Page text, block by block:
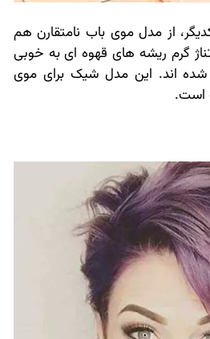
از مدل موی باب نامتقارن هم
گرم ریشه های قهوه ای به خوبی
شده اند. این مدل شیک برای موی
است.